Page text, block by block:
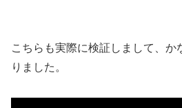
こちらも実際に検証しまして、か
りました。